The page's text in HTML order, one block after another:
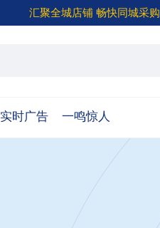
汇聚全城店铺 畅快同城采购
实时广告 一鸣惊人